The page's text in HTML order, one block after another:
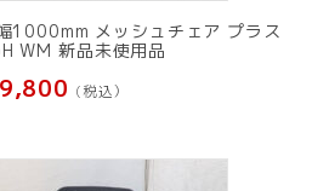
1000mm メッシュチェア プラス
WM 新品未使用品
(税込）